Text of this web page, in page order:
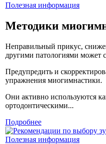
Полезная информация
Методики
Неправильный прикус,
другими патологиями может
Предупредить и
упражнения миогимнастики.
Они активно используются
ортодонтическими...
Подробнее
Полезная информация